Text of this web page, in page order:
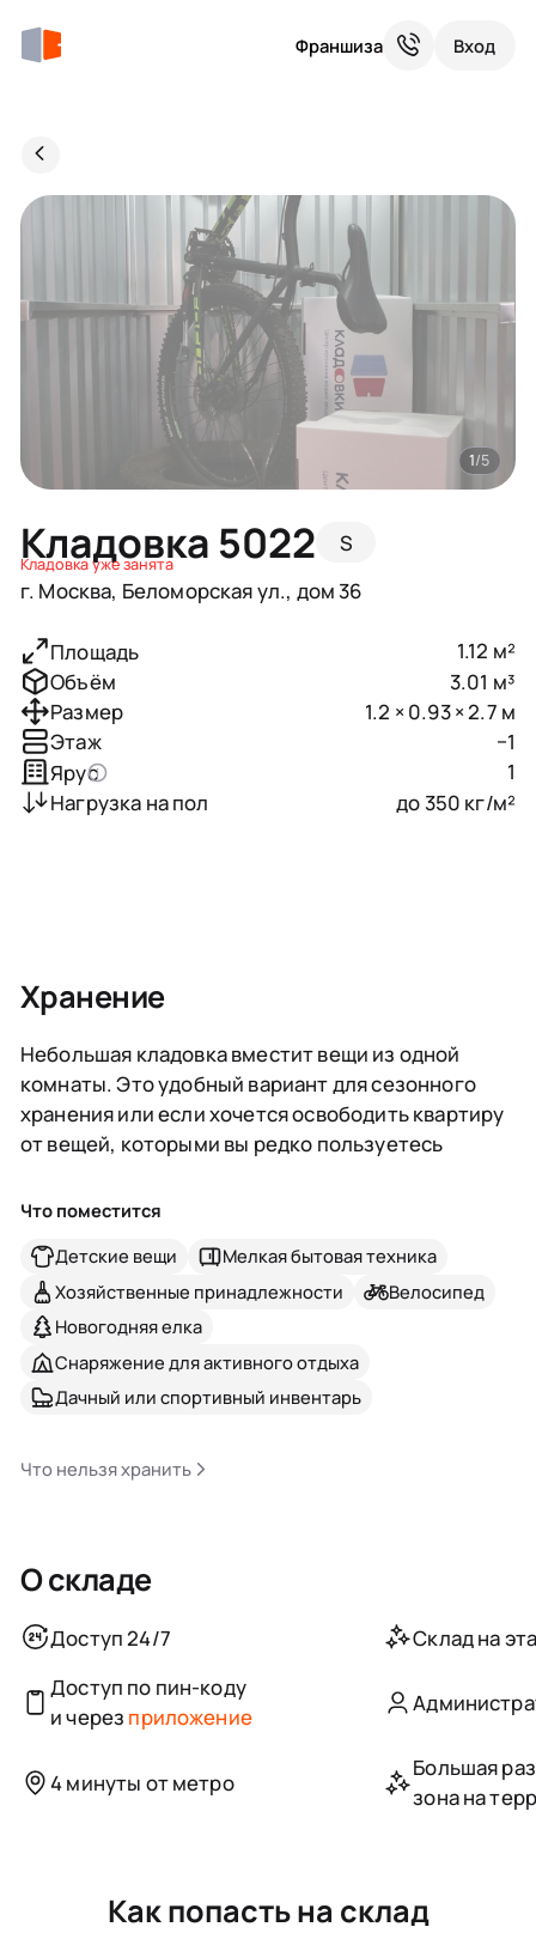
Франшиза Вход
Кладовка 5022 S
Кладовка уже занята
г. Москва, Беломорская ул., дом 36
1/5
Площадь
1.12 м²
Объём
3.01 м³
Размер
1.2 × 0.93 × 2.7 м
Этаж
−1
Ярус
1
Нагрузка на пол
до 350 кг/м²
Хранение
Небольшая кладовка вместит вещи из одной
комнаты. Это удобный вариант для сезонного
хранения или если хочется освободить квартиру
от вещей, которыми вы редко пользуетесь
Что поместится
Детские вещи
Мелкая бытовая техника
Хозяйственные принадлежности
Велосипед
Новогодняя елка
Снаряжение для активного отдыха
Дачный или спортивный инвентарь
Что нельзя хранить
О складе
Доступ 24/7
Склад на
Доступ по пин-коду
и через приложение
4 минуты от метро
Большая
зона на
Как попасть на склад